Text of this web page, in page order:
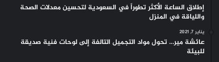
إطلاق الساعة الأكثر تطوراً في السعودية لتحسين معدلات الصحة
واللياقة في المنزل
يناير 7, 2021
عائشة مير… تحول مواد التجميل التالفة إلى لوحات فنية صديقة
للبيئة